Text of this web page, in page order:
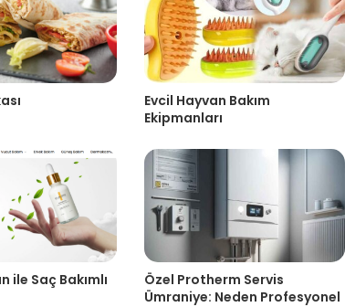
Evcil Hayvan Bakım
Ekipmanları
ile Saç Bakımlı
Özel Protherm Servis
Ümraniye: Neden Profesyonel